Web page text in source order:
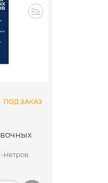
ПОД ЗАКАЗ
метров